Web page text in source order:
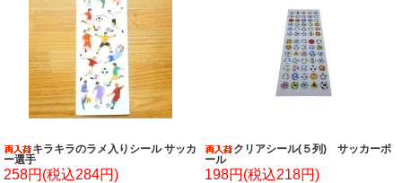
キラキラのラメ入りシール サッカ
ー選手
258円(税込284円)
クリアシール(５列) サッカーボ
ール
198円(税込218円)